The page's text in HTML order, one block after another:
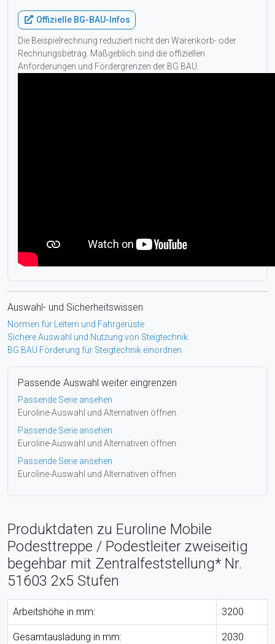
Offizielle BG-BAU-Infos
Die Beispielrechnung reduziert nicht den Warenkorb- oder
Rechnungsbetrag. Maßgeblich sind die offiziellen
Anforderungen und Fördergrenzen der BG BAU.
Auswahl- und Sicherheitswissen
Normen für Leitern und Fahrgerüste
Sichere Auswahl und Nutzung von Steigtechnik
BG BAU Förderung für Steigtechnik einordnen
Passende Auswahl weiter eingrenzen
Passende Serie ansehen
Euroline-Auswahl und Alternativen öffnen.
Passende Serie ansehen
Euroline-Auswahl und Alternativen öffnen.
Passende Serie ansehen
Euroline-Auswahl und Alternativen öffnen.
Produktdaten zu Euroline Mobile
Podesttreppe / Podestleiter zweiseitig
begehbar mit Zentralfeststellung* Nr.
51603 2x5 Stufen
Arbeitshöhe in mm: 3200
Gesamtausladung in mm: 2030